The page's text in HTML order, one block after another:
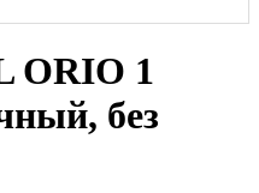
ORIO 1
без